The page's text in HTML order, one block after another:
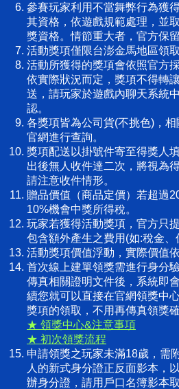
參賽玩家利用不當舞弊行為獲
其資格，依遊戲規範處理，並
獎資格。情節重大者，官方保
活動獎項僅限台澎金馬地區領取
活動所獲得的獎項會依照官方
依實際狀況而定，獎項不得轉
送，請玩家於遊戲內聊天系統
認。
各獎項皆為公司貨(不挑色)，
官網進行查詢。
獎項配送以掛號件寄至得獎人
出後無人收件達二次，將視為
請注意收件情形。
贈品價值（商品定價）若超過
10%機會中獎所得稅。
玩家若獲得活動獎項，官方只
包含額外產生之費用(如:稅金、
活動獎項價值浮動，實際價值
首次線上建單領獎需進行身分
傳真相關證明文件後，系統即
續您就可以直接在官網領獎中
獎項的領取，不用再傳真領獎
★ 領獎中心&注意事項
★ 初次領獎流程
申請領獎之玩家未滿18歲，需
人的新式身分證正反面影本，
辦身分證，請用戶口名簿影本